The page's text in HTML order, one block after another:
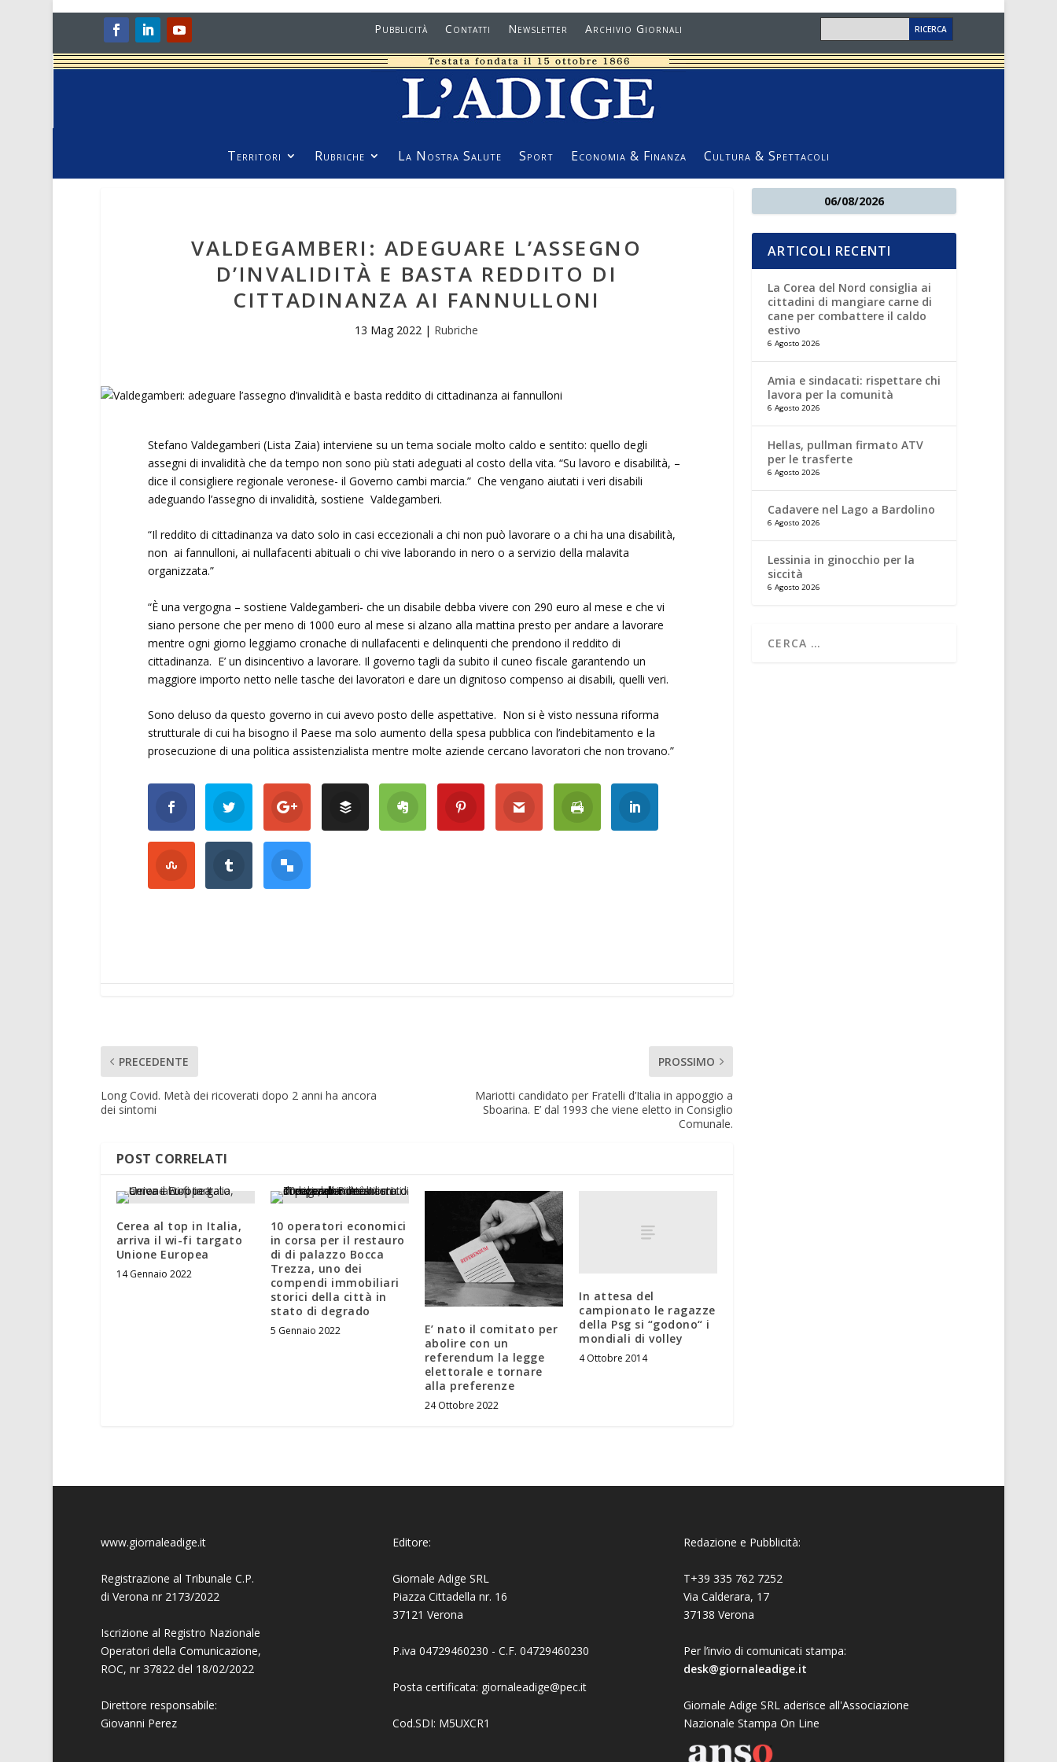
Pubblicità Contatti Newsletter Archivio Giornali
Territori Rubriche La Nostra Salute Sport Economia & Finanza Cultura & Spettacoli
VALDEGAMBERI: ADEGUARE L’ASSEGNO
D’INVALIDITÀ E BASTA REDDITO DI
CITTADINANZA AI FANNULLONI
13 Mag 2022 | Rubriche
Stefano Valdegamberi (Lista Zaia) interviene su un tema sociale molto caldo e sentito: quello degli
assegni di invalidità che da tempo non sono più stati adeguati al costo della vita. “Su lavoro e disabilità, –
dice il consigliere regionale veronese- il Governo cambi marcia.” Che vengano aiutati i veri disabili
adeguando l’assegno di invalidità, sostiene Valdegamberi.
“Il reddito di cittadinanza va dato solo in casi eccezionali a chi non può lavorare o a chi ha una disabilità,
non ai fannulloni, ai nullafacenti abituali o chi vive laborando in nero o a servizio della malavita
organizzata.”
“È una vergogna – sostiene Valdegamberi- che un disabile debba vivere con 290 euro al mese e che vi
siano persone che per meno di 1000 euro al mese si alzano alla mattina presto per andare a lavorare
mentre ogni giorno leggiamo cronache di nullafacenti e delinquenti che prendono il reddito di
cittadinanza. E’ un disincentivo a lavorare. Il governo tagli da subito il cuneo fiscale garantendo un
maggiore importo netto nelle tasche dei lavoratori e dare un dignitoso compenso ai disabili, quelli veri.
Sono deluso da questo governo in cui avevo posto delle aspettative. Non si è visto nessuna riforma
strutturale di cui ha bisogno il Paese ma solo aumento della spesa pubblica con l’indebitamento e la
prosecuzione di una politica assistenzialista mentre molte aziende cercano lavoratori che non trovano.”
PRECEDENTE
Long Covid. Metà dei ricoverati dopo 2 anni ha ancora
dei sintomi
PROSSIMO
Mariotti candidato per Fratelli d’Italia in appoggio a
Sboarina. E’ dal 1993 che viene eletto in Consiglio
Comunale.
POST CORRELATI
Cerea al top in Italia,
arriva il wi-fi targato
Unione Europea
14 Gennaio 2022
10 operatori economici
in corsa per il restauro
di di palazzo Bocca
Trezza, uno dei
compendi immobiliari
storici della città in
stato di degrado
5 Gennaio 2022
E’ nato il comitato per
abolire con un
referendum la legge
elettorale e tornare
alla preferenze
24 Ottobre 2022
In attesa del
campionato le ragazze
della Psg si “godono“ i
mondiali di volley
4 Ottobre 2014
06/08/2026
ARTICOLI RECENTI
La Corea del Nord consiglia ai
cittadini di mangiare carne di
cane per combattere il caldo
estivo
6 Agosto 2026
Amia e sindacati: rispettare chi
lavora per la comunità
6 Agosto 2026
Hellas, pullman firmato ATV
per le trasferte
6 Agosto 2026
Cadavere nel Lago a Bardolino
6 Agosto 2026
Lessinia in ginocchio per la
siccità
6 Agosto 2026
www.giornaleadige.it
Registrazione al Tribunale C.P.
di Verona nr 2173/2022
Iscrizione al Registro Nazionale
Operatori della Comunicazione,
ROC, nr 37822 del 18/02/2022
Direttore responsabile:
Giovanni Perez
Editore:
Giornale Adige SRL
Piazza Cittadella nr. 16
37121 Verona
P.iva 04729460230 - C.F. 04729460230
Posta certificata: giornaleadige@pec.it
Cod.SDI: M5UXCR1
Redazione e Pubblicità:
T+39 335 762 7252
Via Calderara, 17
37138 Verona
Per l’invio di comunicati stampa:
desk@giornaleadige.it
Giornale Adige SRL aderisce all'Associazione
Nazionale Stampa On Line